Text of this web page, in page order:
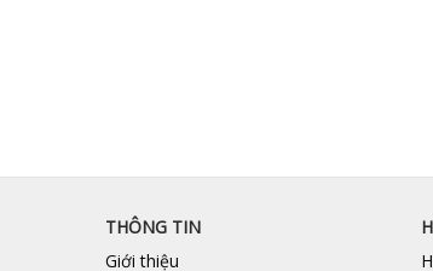
THÔNG TIN
Giới thiệu